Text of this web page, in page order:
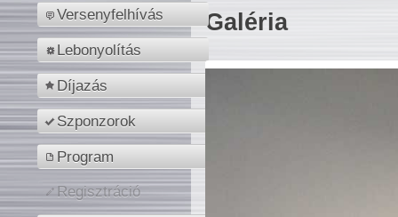
Versenyfelhívás
Lebonyolítás
Díjazás
Szponzorok
Program
Regisztráció
Galéria